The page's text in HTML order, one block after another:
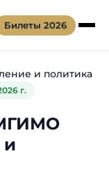
Билеты 2026
и политика
г.
и